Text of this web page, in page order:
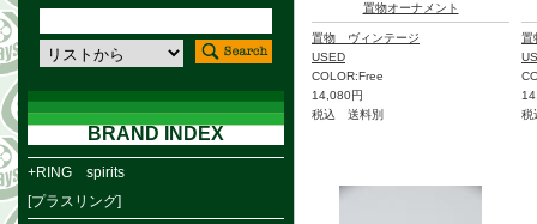
置物オーナメント
置物 ヴィンテージ
USED
COLOR:Free
14,080円
税込 送料別
置
税
BRAND INDEX
+RING spirits
[プラスリング]